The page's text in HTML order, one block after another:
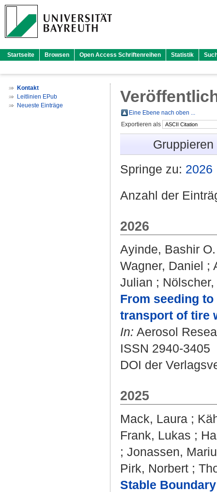
Startseite Browsen Open Access Schriftenreihen Statistik
Kontakt
Leitlinien EPub
Neueste Einträge
Eine Ebene nach oben ...
Exportieren als
Springe zu: 2026
Anzahl der
2026
Ayinde, Bashir O.
Wagner, Daniel ;
Julian ;
From seeding
transport of tire
In: Aerosol
ISSN 2940-3405
DOI der
2025
Mack, Laura ;
Frank, Lukas ;
; Jonassen,
Pirk, Norbert ;
Stable